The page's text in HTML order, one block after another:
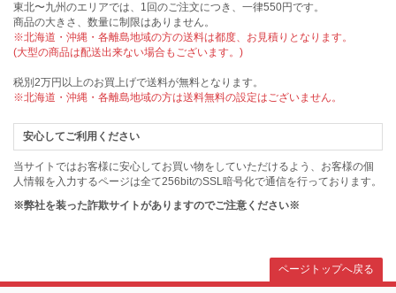
東北〜九州のエリアでは、1回のご注文につき、一律550円です。
商品の大きさ、数量に制限はありません。
※北海道・沖縄・各離島地域の方の送料は都度、お見積りとなります。
(大型の商品は配送出来ない場合もございます。)
税別2万円以上のお買上げで送料が無料となります。
※北海道・沖縄・各離島地域の方は送料無料の設定はございません。
安心してご利用ください
当サイトではお客様に安心してお買い物をしていただけるよう、お客様の個
人情報を入力するページは全て256bitのSSL暗号化で通信を行っております。
※弊社を装った詐欺サイトがありますのでご注意ください※
ページトップへ戻る